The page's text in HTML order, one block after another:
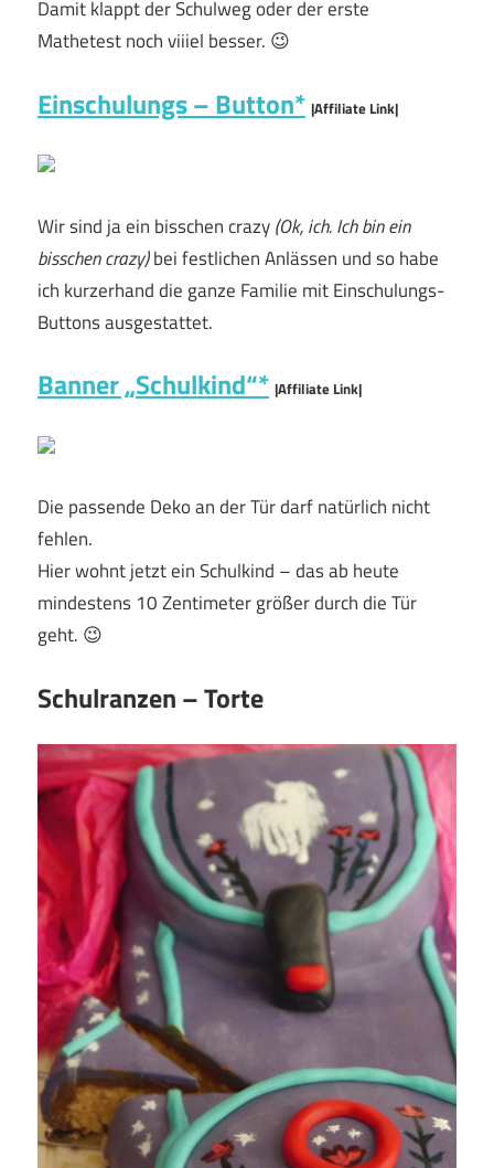
Damit klappt der Schulweg oder der erste
Mathetest noch viiiel besser. 😉
Einschulungs – Button* |Affiliate Link|
Wir sind ja ein bisschen crazy(Ok, ich. Ich bin ein
bisschen crazy)bei festlichen Anlässen und so habe
ich kurzerhand die ganze Familie mit Einschulungs-
Buttons ausgestattet.
Banner „Schulkind“* |Affiliate Link|
Die passende Deko an der Tür darf natürlich nicht
fehlen.
Hier wohnt jetzt ein Schulkind – das ab heute
mindestens 10 Zentimeter größer durch die Tür
geht. 😉
Schulranzen – Torte